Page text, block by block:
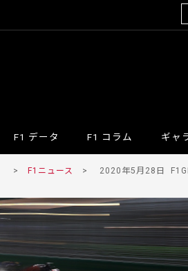
F1 データ F1 コラム ギャ
> F1ニュース > 2020年5月28日